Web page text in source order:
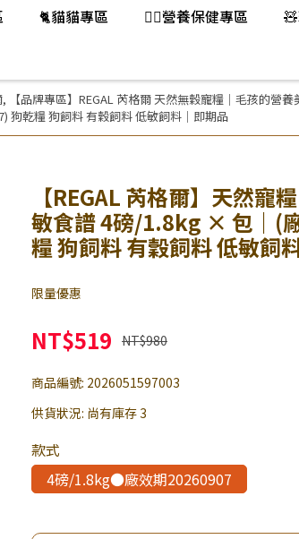
🐈️貓貓專區 👨‍⚕️營養保健專區
, 【品牌專區】REGAL 芮格爾 天然無穀寵糧｜毛孩的營養
狗乾糧 狗飼料 有穀飼料 低敏飼料｜即期品
【REGAL 芮格爾】天然寵
敏食譜 4磅/1.8kg × 包｜(
糧 狗飼料 有穀飼料 低敏飼
限量優惠
NT$519 NT$980
商品編號: 2026051597003
供貨狀況: 尚有庫存 3
款式
4磅/1.8kg●廠效期20260907